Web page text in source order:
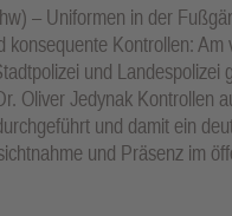
– Uniformen in der
konsequente Kontrollen: Am
und Landespolizei
Oliver Jedynak Kontrollen
und damit ein
und Präsenz im